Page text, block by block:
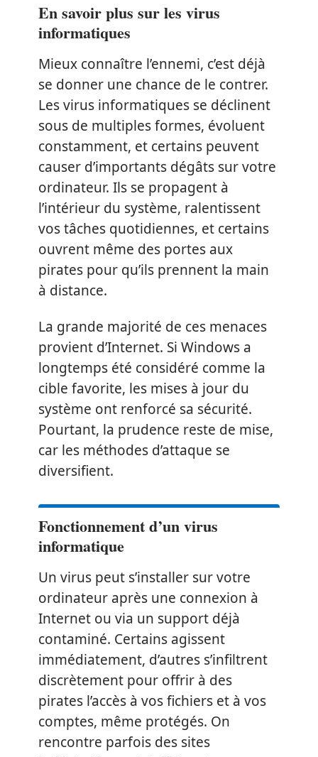
En savoir plus sur les virus
informatiques
Mieux connaître l’ennemi, c’est déjà
se donner une chance de le contrer.
Les virus informatiques se déclinent
sous de multiples formes, évoluent
constamment, et certains peuvent
causer d’importants dégâts sur votre
ordinateur. Ils se propagent à
l’intérieur du système, ralentissent
vos tâches quotidiennes, et certains
ouvrent même des portes aux
pirates pour qu’ils prennent la main
à distance.
La grande majorité de ces menaces
provient d’Internet. Si Windows a
longtemps été considéré comme la
cible favorite, les mises à jour du
système ont renforcé sa sécurité.
Pourtant, la prudence reste de mise,
car les méthodes d’attaque se
diversifient.
Fonctionnement d’un virus
informatique
Un virus peut s’installer sur votre
ordinateur après une connexion à
Internet ou via un support déjà
contaminé. Certains agissent
immédiatement, d’autres s’infiltrent
discrètement pour offrir à des
pirates l’accès à vos fichiers et à vos
comptes, même protégés. On
rencontre parfois des sites